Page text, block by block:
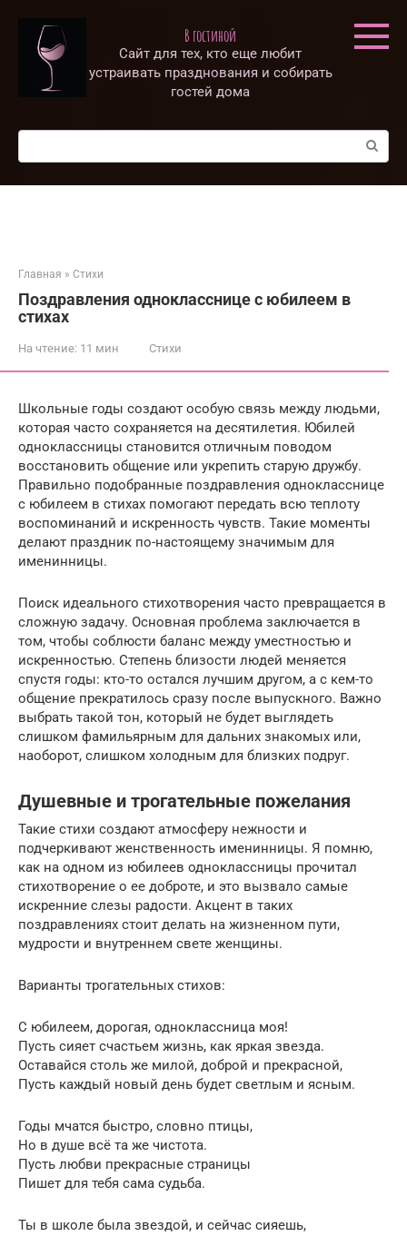
контенту
В гостиной
Сайт для тех, кто еще любит
устраивать празднования и собирать
гостей дома
Поиск:
Главная » Стихи
Поздравления однокласснице с юбилеем в
стихах
На чтение: 11 мин Стихи
Школьные годы создают особую связь между людьми,
которая часто сохраняется на десятилетия. Юбилей
одноклассницы становится отличным поводом
восстановить общение или укрепить старую дружбу.
Правильно подобранные поздравления однокласснице
с юбилеем в стихах помогают передать всю теплоту
воспоминаний и искренность чувств. Такие моменты
делают праздник по-настоящему значимым для
именинницы.
Поиск идеального стихотворения часто превращается в
сложную задачу. Основная проблема заключается в
том, чтобы соблюсти баланс между уместностью и
искренностью. Степень близости людей меняется
спустя годы: кто-то остался лучшим другом, а с кем-то
общение прекратилось сразу после выпускного. Важно
выбрать такой тон, который не будет выглядеть
слишком фамильярным для дальних знакомых или,
наоборот, слишком холодным для близких подруг.
Душевные и трогательные пожелания
Такие стихи создают атмосферу нежности и
подчеркивают женственность именинницы. Я помню,
как на одном из юбилеев одноклассницы прочитал
стихотворение о ее доброте, и это вызвало самые
искренние слезы радости. Акцент в таких
поздравлениях стоит делать на жизненном пути,
мудрости и внутреннем свете женщины.
Варианты трогательных стихов:
С юбилеем, дорогая, одноклассница моя!
Пусть сияет счастьем жизнь, как яркая звезда.
Оставайся столь же милой, доброй и прекрасной,
Пусть каждый новый день будет светлым и ясным.
Годы мчатся быстро, словно птицы,
Но в душе всё та же чистота.
Пусть любви прекрасные страницы
Пишет для тебя сама судьба.
Ты в школе была звездой, и сейчас сияешь,